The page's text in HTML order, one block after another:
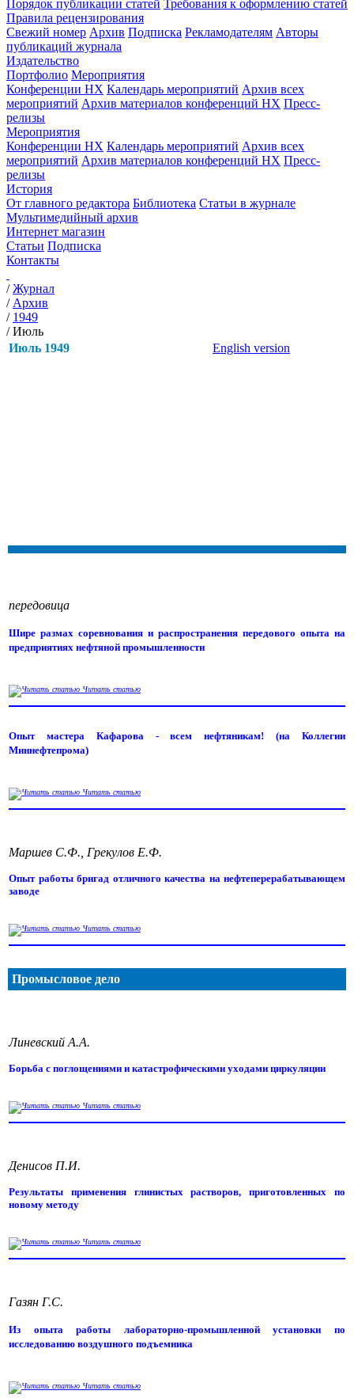
Порядок публикации статей Требования к оформлению статей
Правила рецензирования
Свежий номер Архив Подписка Рекламодателям Авторы
публикаций журнала
Издательство
Портфолио Мероприятия
Конференции НХ Календарь мероприятий Архив всех
мероприятий Архив материалов конференций НХ Пресс-
релизы
Мероприятия
Конференции НХ Календарь мероприятий Архив всех
мероприятий Архив материалов конференций НХ Пресс-
релизы
История
От главного редактора Библиотека Статьи в журнале
Мультимедийный архив
Интернет магазин
Статьи Подписка
Контакты
/Журнал
/ Архив
/ 1949
/Июль
Июль 1949
English version
передовица
Шире размах соревнования и распространения передового опыта на
предприятиях нефтяной промышленности
Читать статью
Опыт мастера Кафарова - всем нефтяникам! (на Коллегии
Миннефтепрома)
Читать статью
Маршев С.Ф., Грекулов Е.Ф.
Опыт работы бригад отличного качества на нефтеперерабатывающем
заводе
Читать статью
Промысловое дело
Линевский А.А.
Борьба с поглощениями и катастрофическими уходами циркуляции
Читать статью
Денисов П.И.
Результаты применения глинистых растворов, приготовленных по
новому методу
Читать статью
Газян Г.С.
Из опыта работы лабораторно-промышленной установки по
исследованию воздушного подъемника
Читать статью